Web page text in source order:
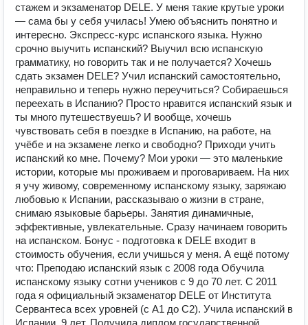
стажем и экзаменатор DELE. У меня такие крутые уроки
— сама бы у себя училась! Умею объяснить понятно и
интересно. Экспресс-курс испанского языка. Нужно
срочно выучить испанский? Выучил всю испанскую
грамматику, но говорить так и не получается? Хочешь
сдать экзамен DELE? Учил испанский самостоятельно,
неправильно и теперь нужно переучиться? Собираешься
переехать в Испанию? Просто нравится испанский язык и
ты много путешествуешь? И вообще, хочешь
чувствовать себя в поездке в Испанию, на работе, на
учёбе и на экзамене легко и свободно? Приходи учить
испанский ко мне. Почему? Мои уроки — это маленькие
истории, которые мы проживаем и проговариваем. На них
я учу живому, современному испанскому языку, заряжаю
любовью к Испании, рассказываю о жизни в стране,
снимаю языковые барьеры. Занятия динамичные,
эффективные, увлекательные. Сразу начинаем говорить
на испанском. Бонус - подготовка к DELE входит в
стоимость обучения, если учишься у меня. А ещё потому
что: Преподаю испанский язык с 2008 года Обучила
испанскому языку сотни учеников с 9 до 70 лет. С 2011
года я официальный экзаменатор DELE от Института
Сервантеса всех уровней (с А1 до С2). Учила испанский в
Испании, 9 лет. Получила диплом государственной